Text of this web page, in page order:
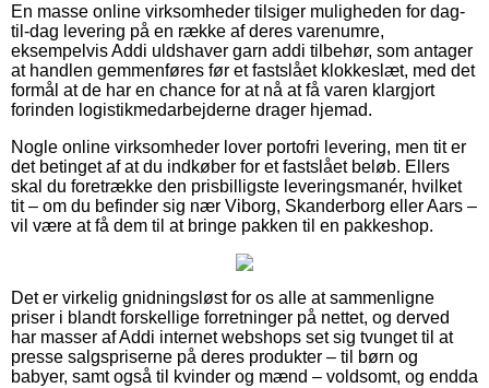
En masse online virksomheder tilsiger muligheden for dag-
til-dag levering på en række af deres varenumre,
eksempelvis Addi uldshaver garn addi tilbehør, som antager
at handlen gemmenføres før et fastslået klokkeslæt, med det
formål at de har en chance for at nå at få varen klargjort
forinden logistikmedarbejderne drager hjemad.
Nogle online virksomheder lover portofri levering, men tit er
det betinget af at du indkøber for et fastslået beløb. Ellers
skal du foretrække den prisbilligste leveringsmanér, hvilket
tit – om du befinder sig nær Viborg, Skanderborg eller Aars –
vil være at få dem til at bringe pakken til en pakkeshop.
Det er virkelig gnidningsløst for os alle at sammenligne
priser i blandt forskellige forretninger på nettet, og derved
har masser af Addi internet webshops set sig tvunget til at
presse salgspriserne på deres produkter – til børn og
babyer, samt også til kvinder og mænd – voldsomt, og endda